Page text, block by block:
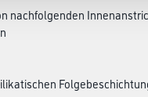
nachfolgenden